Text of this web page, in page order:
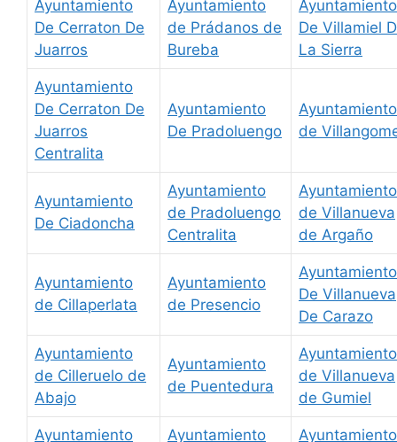
Ayuntamiento
De Cerraton De
Juarros
Ayuntamiento
de Prádanos de
Bureba
Ayuntamiento
De Villamiel
La Sierra
Ayuntamiento
De Cerraton De
Juarros
Centralita
Ayuntamiento
De Pradoluengo
Ayuntamiento
de
Ayuntamiento
De Ciadoncha
Ayuntamiento
de Pradoluengo
Centralita
Ayuntamiento
de Villanueva
de Argaño
Ayuntamiento
de Cillaperlata
Ayuntamiento
de Presencio
Ayuntamiento
De Villanueva
De Carazo
Ayuntamiento
de Cilleruelo de
Abajo
Ayuntamiento
de Puentedura
Ayuntamiento
de Villanueva
de Gumiel
Ayuntamiento
Ayuntamiento
Ayuntamiento